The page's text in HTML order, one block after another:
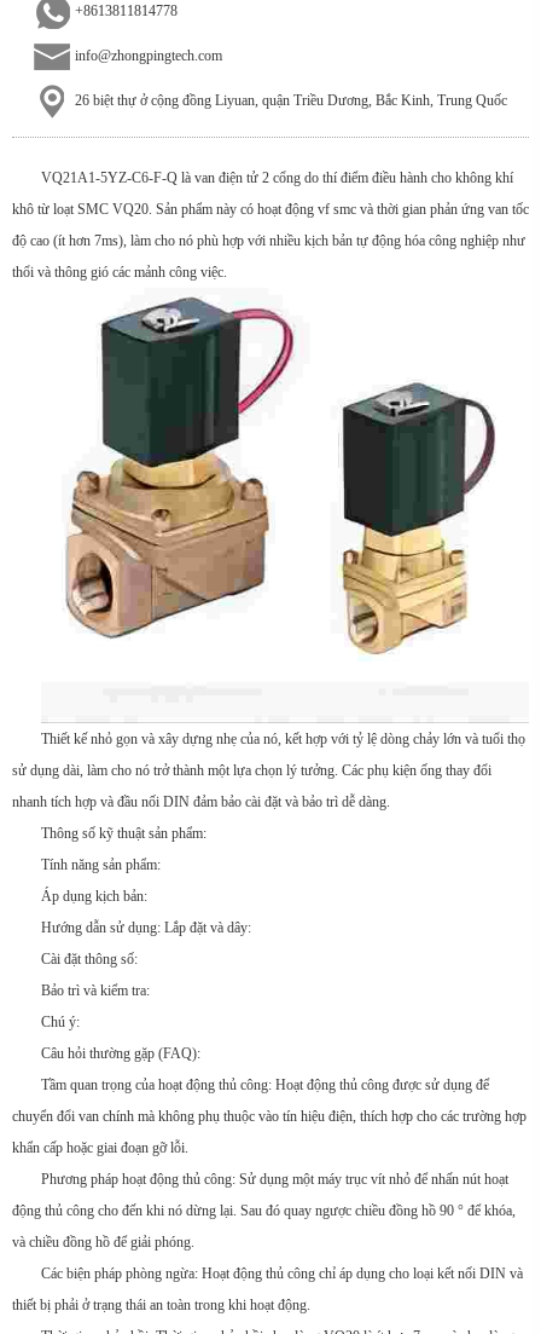
+8613811814778
info@zhongpingtech.com
26 biệt thự ở cộng đồng Liyuan, quận Triều Dương, Bắc Kinh, Trung Quốc
VQ21A1-5YZ-C6-F-Q là van điện tử 2 cổng do thí điểm điều hành cho không khí
khô từ loạt SMC VQ20. Sản phẩm này có hoạt động vf smc và thời gian phản ứng van tốc
độ cao (ít hơn 7ms), làm cho nó phù hợp với nhiều kịch bản tự động hóa công nghiệp như
thổi và thông gió các mảnh công việc.
Thiết kế nhỏ gọn và xây dựng nhẹ của nó, kết hợp với tỷ lệ dòng chảy lớn và tuổi thọ
sử dụng dài, làm cho nó trở thành một lựa chọn lý tưởng. Các phụ kiện ống thay đổi
nhanh tích hợp và đầu nối DIN đảm bảo cài đặt và bảo trì dễ dàng.
Thông số kỹ thuật sản phẩm:
Tính năng sản phẩm:
Áp dụng kịch bản:
Hướng dẫn sử dụng: Lắp đặt và dây:
Cài đặt thông số:
Bảo trì và kiểm tra:
Chú ý:
Câu hỏi thường gặp (FAQ):
Tầm quan trọng của hoạt động thủ công: Hoạt động thủ công được sử dụng để
chuyển đổi van chính mà không phụ thuộc vào tín hiệu điện, thích hợp cho các trường hợp
khẩn cấp hoặc giai đoạn gỡ lỗi.
Phương pháp hoạt động thủ công: Sử dụng một máy trục vít nhỏ để nhấn nút hoạt
động thủ công cho đến khi nó dừng lại. Sau đó quay ngược chiều đồng hồ 90 ° để khóa,
và chiều đồng hồ để giải phóng.
Các biện pháp phòng ngừa: Hoạt động thủ công chỉ áp dụng cho loại kết nối DIN và
thiết bị phải ở trạng thái an toàn trong khi hoạt động.